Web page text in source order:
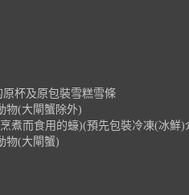
杯及原包裝雪糕雪條
物(大閘蟹除外)
煮而食用的蠔)(預先包裝冷凍(冰鮮)
物(大閘蟹)